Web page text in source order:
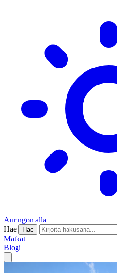
Auringon alla
Hae
Hae
Matkat
Blogi